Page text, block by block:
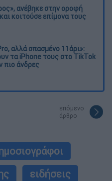
ανέβηκε στην οροφή
κοιτούσε επίμονα τους
αλλά σπασμένο 11άρι»:
τα iPhone τους στο TikTok
πιο άνδρες
επόμενο
άρθρο
ειδήσεις